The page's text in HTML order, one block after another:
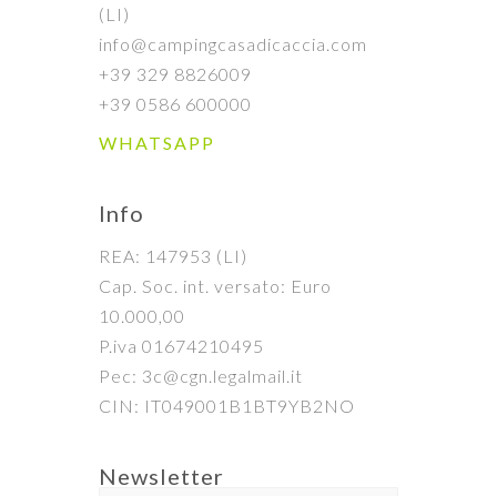
(LI)
info@campingcasadicaccia.com
+39 329 8826009
+39 0586 600000
WHATSAPP
Info
REA: 147953 (LI)
Cap. Soc. int. versato: Euro
10.000,00
P.iva 01674210495
Pec: 3c@cgn.legalmail.it
CIN: IT049001B1BT9YB2NO
Newsletter